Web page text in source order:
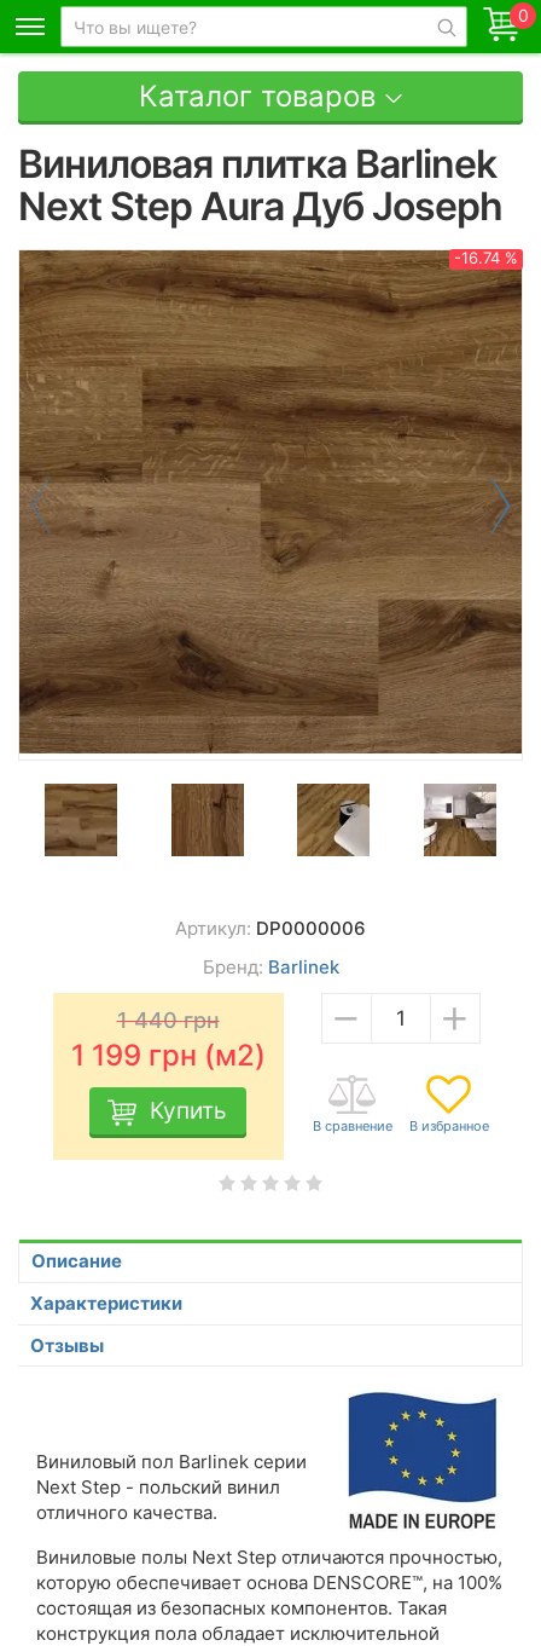
0
Каталог товаров
Виниловая плитка Barlinek
Next Step Aura Дуб Joseph
-16.74 %
Артикул: DP0000006
Бренд: Barlinek
1 440грн
1 199 грн (м2)
Купить
− +
Описание
Характеристики
Отзывы
Виниловый пол Barlinek серии
Next Step - польский винил
отличного качества.
Виниловые полы Next Step отличаются прочностью,
которую обеспечивает основа DENSCORE™, на 100%
состоящая из безопасных компонентов. Такая
конструкция пола обладает исключительной